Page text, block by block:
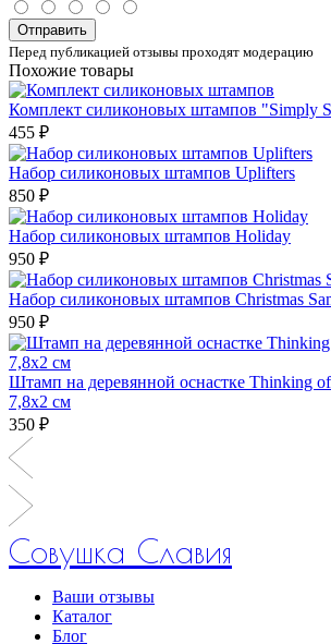
Отправить
Перед публикацией отзывы проходят модерацию
Похожие товары
Комплект силиконовых штампов "Simply
455 ₽
Набор силиконовых штампов Uplifters
850 ₽
Набор силиконовых штампов Holiday
950 ₽
Набор силиконовых штампов Christmas
950 ₽
Штамп на деревянной оснастке Thinking
7,8х2 см
350 ₽
Совушка Славия
Ваши отзывы
Каталог
Блог